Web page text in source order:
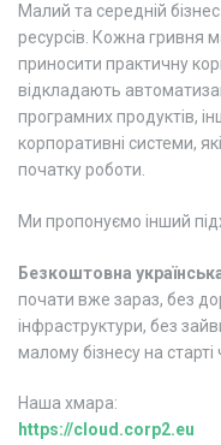
Малий та середній
ресурсів. Кожна гривня
приносити практичну
відкладають
програмних продуктів,
корпоративні системи,
початку роботи.
Ми пропонуємо інший
Безкоштовна
почати вже зараз, без
інфраструктури, без
малому бізнесу на старті
Наша хмара:
https://cloud.corp2.eu